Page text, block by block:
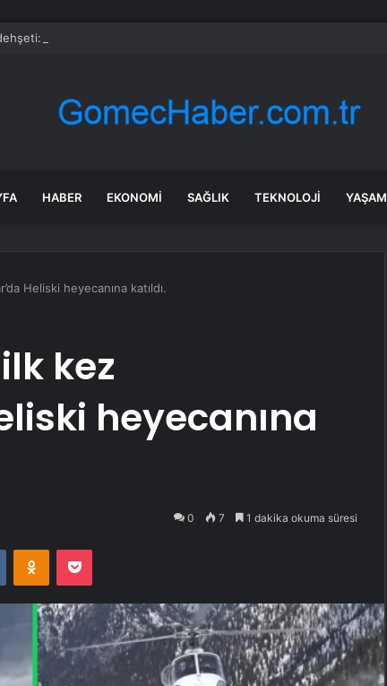
Kayınpederi ve kayınvalidesini öldürdü
HABER EKONOMI SAĞLIK TEKNOLOJI YAŞAM
Heliski heyecanına katıldı.
kez
heyecanına
0 7 1 dakika okuma süresi
VKontakteOdnoklassniki
Pocket